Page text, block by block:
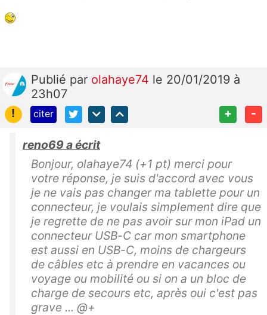
Publié par olahaye74 le 20/01/2019 à
23h07
!
citer + -
reno69 a écrit
Bonjour, olahaye74 (+1 pt) merci pour
votre réponse, je suis d'accord avec vous
je ne vais pas changer ma tablette pour un
connecteur, je voulais simplement dire que
je regrette de ne pas avoir sur mon iPad un
connecteur USB-C car mon smartphone
est aussi en USB-C, moins de chargeurs
de câbles etc à prendre en vacances ou
voyage ou mobilité ou si on a un bloc de
charge de secours etc, après oui c'est pas
grave ... @+